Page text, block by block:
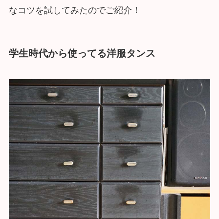
なコツを試してみたのでご紹介！
学生時代から使ってる洋服タンス